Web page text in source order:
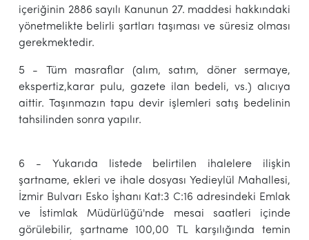
içeriğinin 2886 sayılı Kanunun 27. maddesi hakkındaki
yönetmelikte belirli şartları taşıması ve süresiz olması
gerekmektedir.
5 - Tüm masraflar (alım, satım, döner sermaye,
ekspertiz,karar pulu, gazete ilan bedeli, vs.) alıcıya
aittir. Taşınmazın tapu devir işlemleri satış bedelinin
tahsilinden sonra yapılır.
6 - Yukarıda listede belirtilen ihalelere ilişkin
şartname, ekleri ve ihale dosyası Yedieylül Mahallesi,
İzmir Bulvarı Esko İşhanı Kat:3 C:16 adresindeki Emlak
ve İstimlak Müdürlüğü'nde mesai saatleri içinde
görülebilir, şartname 100,00 TL karşılığında temin